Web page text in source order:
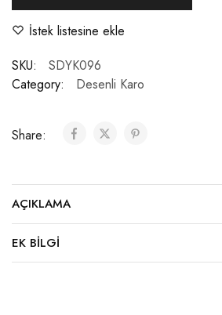
İstek listesine ekle
SKU:
SDYK096
Category:
Desenli Karo
Share:
AÇIKLAMA
EK BILGI